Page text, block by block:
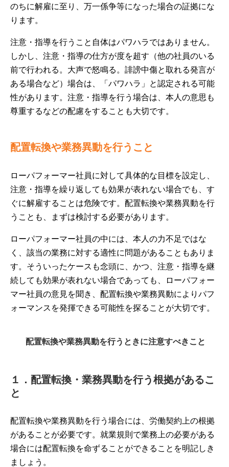
のちに解雇に至り、万一係争等になった場合の証拠にな
ります。
注意・指導を行うこと自体はパワハラではありません。
しかし、注意・指導の仕方が度を超す（他の社員のいる
前で行われる。大声で怒鳴る。誹謗中傷と取れる発言が
ある場合など）場合は、「パワハラ」と認定される可能
性があります。注意・指導を行う場合は、本人の意思も
尊重するなどの配慮をすることも大切です。
配置転換や業務異動を行うこと
ローパフォーマー社員に対して具体的な目標を設定し、
注意・指導を繰り返しても効果が表れない場合でも、す
ぐに解雇することは危険です。配置転換や業務異動を行
うことも、まずは検討する必要があります。
ローパフォーマー社員の中には、本人の力不足ではな
く、該当の業務に対する適性に問題があることもありま
す。そういったケースも念頭に、かつ、注意・指導を継
続しても効果が表れない場合であっても、ローパフォー
マー社員の意見を聞き、配置転換や業務異動によりパフ
ォーマンスを発揮できる可能性を探ることが大切です。
配置転換や業務異動を行うときに注意すべきこと
１．配置転換・業務異動を行う根拠があるこ
と
配置転換や業務異動を行う場合には、労働契約上の根拠
があることが必要です。就業規則で業務上の必要がある
場合には配置転換を命ずることができることを明記しき
ましょう。